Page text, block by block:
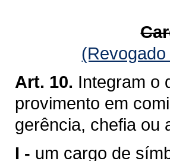
Art. 10. Integram o
provimento em
gerência, chefia ou
I - um cargo de